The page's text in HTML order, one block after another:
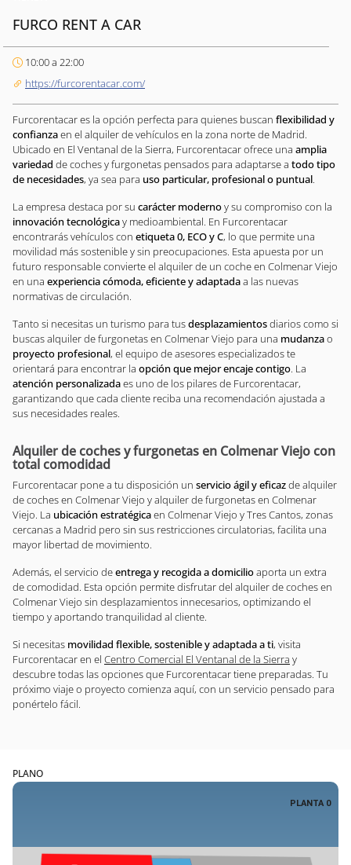
FURCO RENT A CAR
10:00 a 22:00
https://furcorentacar.com/
Furcorentacar es la opción perfecta para quienes buscan flexibilidad y
confianzaen el alquiler de vehículos en la zona norte de Madrid.
Ubicado en El Ventanal de la Sierra, Furcorentacar ofrece una amplia
variedad de coches y furgonetas pensados para adaptarse a todo tipo
de necesidades, ya sea para uso particular, profesional o puntual.
La empresa destaca por su carácter modernoy su compromiso con la
innovación tecnológicay medioambiental. En Furcorentacar
encontrarás vehículos con etiqueta 0, ECO y C, lo que permite una
movilidad más sostenible y sin preocupaciones. Esta apuesta por un
futuro responsable convierte el alquiler de un coche en Colmenar Viejo
en una experiencia cómoda, eficiente y adaptadaa las nuevas
normativas de circulación.
Tanto si necesitas un turismo para tusdesplazamientosdiarios como si
buscas alquiler de furgonetas en Colmenar Viejo para una mudanzao
proyecto profesional, el equipo de asesores especializados te
orientará para encontrar la opción que mejor encaje contigo. La
atención personalizadaes uno de los pilares de Furcorentacar,
garantizando que cada cliente reciba una recomendación ajustada a
sus necesidades reales.
Alquiler de coches y furgonetas en Colmenar Viejo con
total comodidad
Furcorentacar pone a tu disposición un servicio ágil y eficazde alquiler
de coches en Colmenar Viejo y alquiler de furgonetas en Colmenar
Viejo. La ubicación estratégicaen Colmenar Viejo y Tres Cantos, zonas
cercanas a Madrid pero sin sus restricciones circulatorias, facilita una
mayor libertad de movimiento.
Además, el servicio deentrega y recogida a domicilioaporta un extra
de comodidad. Esta opción permite disfrutar del alquiler de coches en
Colmenar Viejo sin desplazamientos innecesarios, optimizando el
tiempo y aportando tranquilidad al cliente.
Si necesitas movilidad flexible, sostenible y adaptada a ti, visita
Furcorentacar en el Centro Comercial El Ventanal de la Sierra y
descubre todas las opciones que Furcorentacar tiene preparadas. Tu
próximo viaje o proyecto comienza aquí, con un servicio pensado para
ponértelo fácil.
PLANO